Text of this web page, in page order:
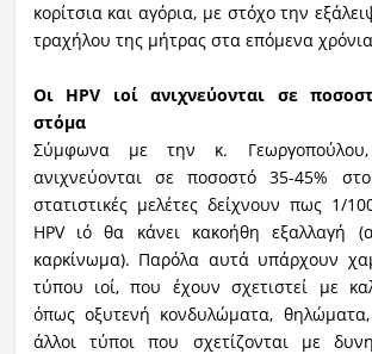
κορίτσια και αγόρια, με στόχο την
τραχήλου της μήτρας στα επόμενα
Οι HPV ιοί ανιχνεύονται σε
στόμα
Σύμφωνα με την κ.
ανιχνεύονται σε ποσοστό 35-45%
στατιστικές μελέτες δείχνουν πως 1/
HPV ιό θα κάνει κακοήθη εξαλλαγή
καρκίνωμα). Παρόλα αυτά υπάρχουν
τύπου ιοί, που έχουν σχετιστεί με
όπως οξυτενή κονδυλώματα, θηλώματα,
άλλοι τύποι που σχετίζονται με